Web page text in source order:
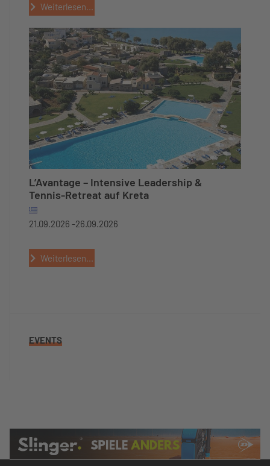
Weiterlesen...
L’Avantage – Intensive Leadership &
Tennis-Retreat auf Kreta
21.09.2026 -26.09.2026
Weiterlesen...
EVENTS